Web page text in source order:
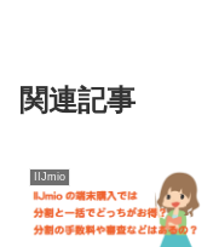
関連記事
IIJmio